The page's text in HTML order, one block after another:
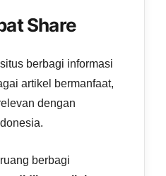
Share
berbagi informasi
artikel bermanfaat,
dengan
berbagi